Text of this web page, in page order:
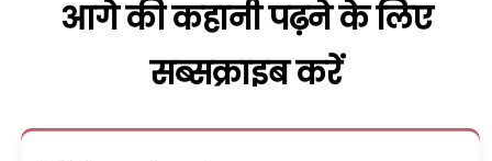
आगे की कहानी पढ़ने के लिए
सब्सक्राइब करें